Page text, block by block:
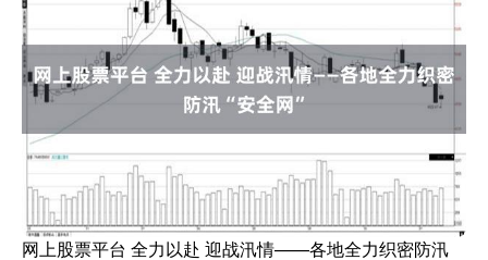
网上股票平台 全力以赴 迎战汛情——各地全力织密防汛